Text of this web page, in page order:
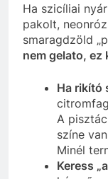
Ha szicíliai
pakolt,
smaragdzöld
nem gelato, ez
Ha rikító
A
színe
Minél
Keress